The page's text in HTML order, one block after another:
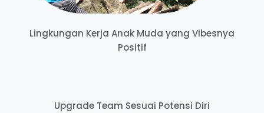
Lingkungan Kerja Anak Muda yang Vibesnya
Positif
Upgrade Team Sesuai Potensi Diri